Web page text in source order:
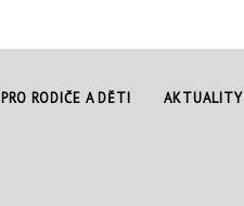
PRO RODIČE A DĚTI AKTUALITY